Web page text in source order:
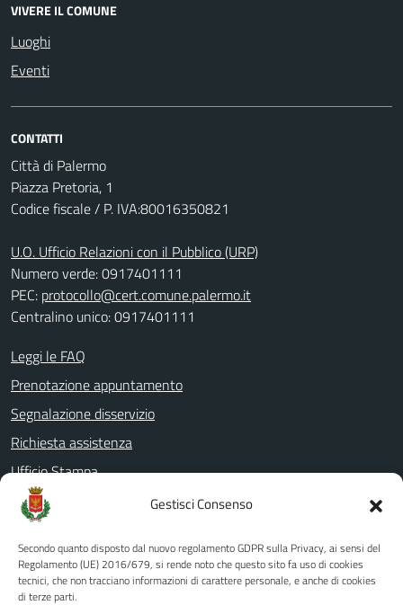
Gestisci Consenso
Secondo quanto disposto dal nuovo regolamento GDPR sulla Privacy, ai sensi del
Regolamento (UE) 2016/679, si rende noto che questo sito fa uso di cookies
tecnici, che non tracciano informazioni di carattere personale, e anche di cookies
di terze parti.
VIVERE IL COMUNE
Luoghi
Eventi
CONTATTI
Città di Palermo
Piazza Pretoria, 1
Codice fiscale / P. IVA:80016350821
U.O. Ufficio Relazioni con il Pubblico (URP)
Numero verde: 0917401111
PEC: protocollo@cert.comune.palermo.it
Centralino unico: 0917401111
Leggi le FAQ
Prenotazione appuntamento
Segnalazione disservizio
Richiesta assistenza
Ufficio Stampa
Amministrazione Trasparente
Albo pretorio
Informativa privacy
Note legali